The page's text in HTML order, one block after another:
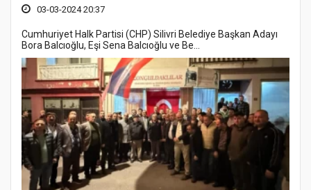
03-03-2024 20:37
Cumhuriyet Halk Partisi (CHP) Silivri Belediye Başkan Adayı
Bora Balcıoğlu, Eşi Sena Balcıoğlu ve Be...